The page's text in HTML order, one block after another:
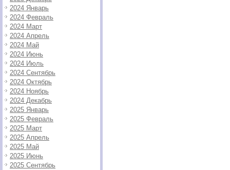
2024 Январь
2024 Февраль
2024 Март
2024 Апрель
2024 Май
2024 Июнь
2024 Июль
2024 Сентябрь
2024 Октябрь
2024 Ноябрь
2024 Декабрь
2025 Январь
2025 Февраль
2025 Март
2025 Апрель
2025 Май
2025 Июнь
2025 Сентябрь